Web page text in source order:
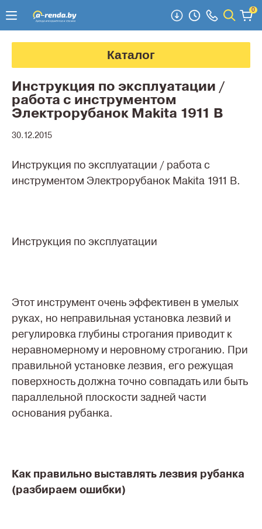
0
Каталог
Инструкция по эксплуатации /
работа с инструментом
Электрорубанок Makita 1911 B
30.12.2015
Инструкция по эксплуатации / работа с
инструментом Электрорубанок Makita 1911 B.
Инструкция по эксплуатации
Этот инструмент очень эффективен в умелых
руках, но неправильная установка лезвий и
регулировка глубины строгания приводит к
неравномерному и неровному строганию. При
правильной установке лезвия, его режущая
поверхность должна точно совпадать или быть
параллельной плоскости задней части
основания рубанка.
Как правильно выставлять лезвия рубанка
(разбираем ошибки)